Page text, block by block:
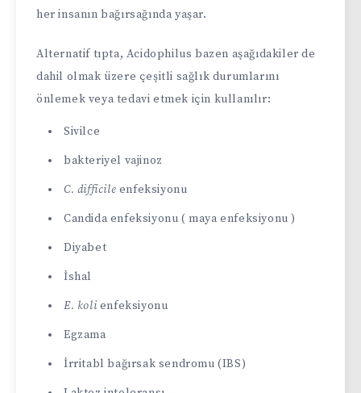
her insanın bağırsağında yaşar.
Alternatif tıpta, Acidophilus bazen aşağıdakiler de
dahil olmak üzere çeşitli sağlık durumlarını
önlemek veya tedavi etmek için kullanılır:
Sivilce
bakteriyel vajinoz
C. difficile enfeksiyonu
Candida enfeksiyonu ( maya enfeksiyonu )
Diyabet
İshal
E. koli enfeksiyonu
Egzama
İrritabl bağırsak sendromu (IBS)